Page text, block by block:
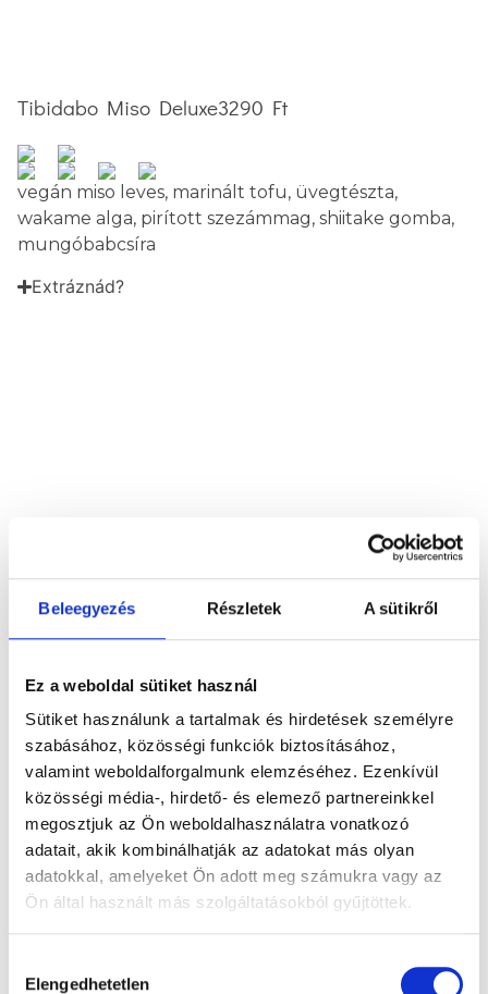
Beleegyezés Részletek A sütikről
Ez a weboldal sütiket használ
Sütiket használunk a tartalmak és hirdetések személyre
szabásához, közösségi funkciók biztosításához,
valamint weboldalforgalmunk elemzéséhez. Ezenkívül
közösségi média-, hirdető- és elemező partnereinkkel
megosztjuk az Ön weboldalhasználatra vonatkozó
adatait, akik kombinálhatják az adatokat más olyan
adatokkal, amelyeket Ön adott meg számukra vagy az
Ön által használt más szolgáltatásokból gyűjtöttek.
kiválasztása
Elengedhetetlen
Tibidabo Miso Deluxe3290 Ft
vegán miso leves, marinált tofu, üvegtészta,
wakame alga, pirított szezámmag, shiitake gomba,
mungóbabcsíra
Extráznád?
Tanyasibowl 5990 Ft
tanyasi csirkemell, pácolt tojás, mangó, pirított
mogyoró, mungóbabcsíra, sushi rizs, mikrozöldek,
yuzu majonéz, pirított fekete szezámmag
üvegtészta